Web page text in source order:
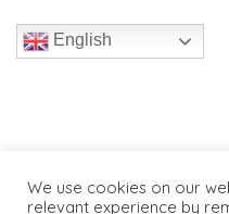
English
We use cookies on our
relevant experience by